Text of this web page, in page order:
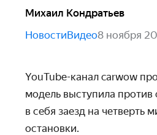
Михаил Кондратьев
НовостиВидео8 ноября
YouTube-канал carwow
модель выступила
в себя заезд на четверть
остановки.